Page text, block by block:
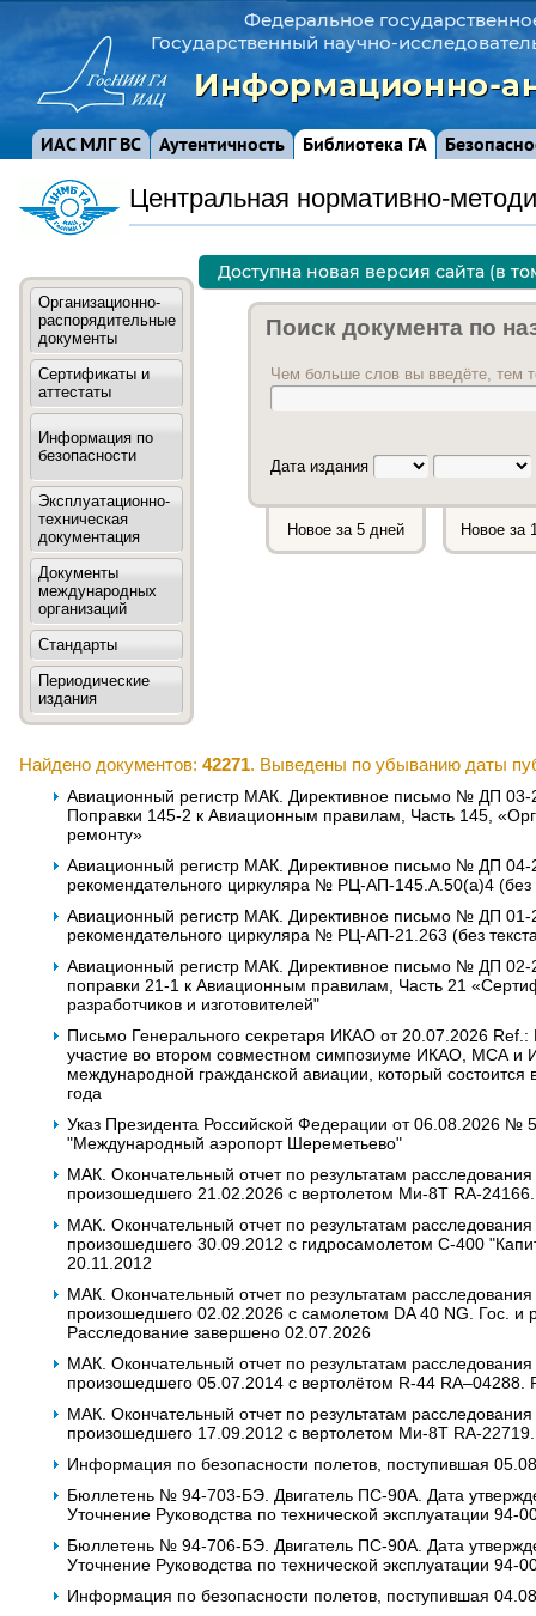
Федеральное
Государственный научно-
Информационно-
ИАС МЛГ ВС Аутентичность Библиотека ГА
Центральная нормативно-
Доступна новая версия сайта (в
Организационно-
распорядительные
документы
Сертификаты и
аттестаты
Информация по
безопасности
Эксплуатационно-
техническая
документация
Документы
международных
организаций
Стандарты
Периодические
издания
Поиск документа по
Чем больше слов вы введёте, тем
Дата издания
Новое за
Новое за 5 дней
Найдено документов: 42271. Выведены по убыванию даты
Авиационный регистр МАК. Директивное письмо № ДП 03-
Поправки 145-2 к Авиационным правилам, Часть 145,
ремонту»
Авиационный регистр МАК. Директивное письмо № ДП 04-
рекомендательного циркуляра № РЦ-АП-145.А.50(а)4 (без
Авиационный регистр МАК. Директивное письмо № ДП 01-
рекомендательного циркуляра № РЦ-АП-21.263 (без
Авиационный регистр МАК. Директивное письмо № ДП 02-
поправки 21-1 к Авиационным правилам, Часть 21
разработчиков и изготовителей"
Письмо Генерального секретаря ИКАО от 20.07.2026
участие во втором совместном симпозиуме ИКАО, МСА и
международной гражданской авиации, который
года
Указ Президента Российской Федерации от 06.08.2026 №
"Международный аэропорт Шереметьево"
МАК. Окончательный отчет по результатам
произошедшего 21.02.2026 с вертолетом Ми-8Т RA-
МАК. Окончательный отчет по результатам
произошедшего 30.09.2012 с гидросамолетом С-400
20.11.2012
МАК. Окончательный отчет по результатам
произошедшего 02.02.2026 с самолетом DA 40 NG. Гос. и
Расследование завершено 02.07.2026
МАК. Окончательный отчет по результатам
произошедшего 05.07.2014 с вертолётом R-44 RA–04288.
МАК. Окончательный отчет по результатам
произошедшего 17.09.2012 с вертолетом Ми-8Т RA-
Информация по безопасности полетов, поступившая
Бюллетень № 94-703-БЭ. Двигатель ПС-90А. Дата
Уточнение Руководства по технической эксплуатации
Бюллетень № 94-706-БЭ. Двигатель ПС-90А. Дата
Уточнение Руководства по технической эксплуатации
Информация по безопасности полетов, поступившая